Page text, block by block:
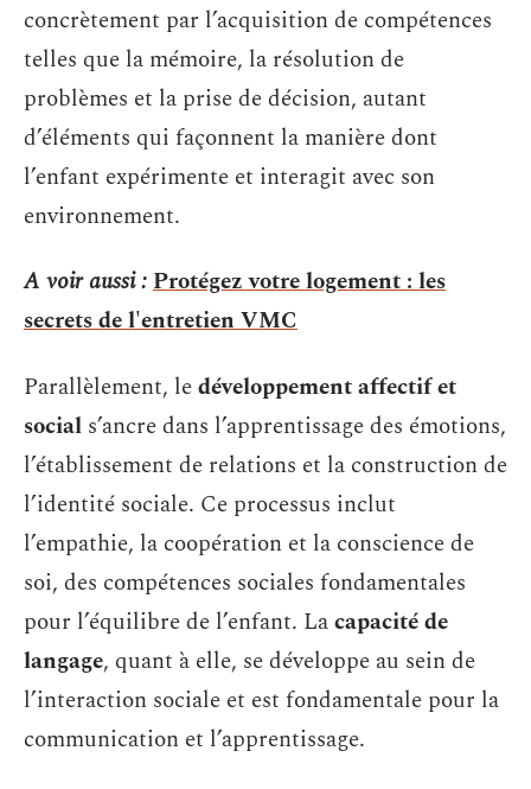
concrètement par l’acquisition de compétences
telles que la mémoire, la résolution de
problèmes et la prise de décision, autant
d’éléments qui façonnent la manière dont
l’enfant expérimente et interagit avec son
environnement.
A voir aussi :Protégez votre logement : les
secrets de l'entretien VMC
Parallèlement, ledéveloppement affectif et
social s’ancre dans l’apprentissage des émotions,
l’établissement de relations et la construction de
l’identité sociale. Ce processus inclut
l’empathie, la coopération et la conscience de
soi, des compétences sociales fondamentales
pour l’équilibre de l’enfant. Lacapacité de
langage, quant à elle, se développe au sein de
l’interaction sociale et est fondamentale pour la
communication et l’apprentissage.